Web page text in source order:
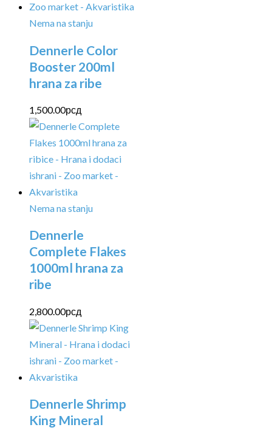
Nema na stanju
Dennerle Color
Booster 200ml
hrana za ribe
1,500.00рсд
Nema na stanju
Dennerle
Complete Flakes
1000ml hrana za
ribe
2,800.00рсд
Dennerle Shrimp
King Mineral